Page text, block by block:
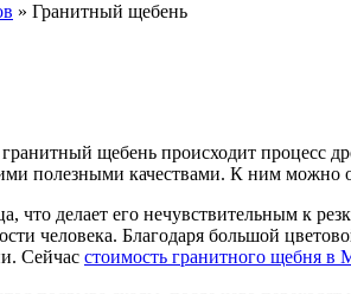
» Гранитный щебень
щебень происходит процесс
полезными качествами. К ним
что делает его нечувствительным к
человека. Благодаря большой
Сейчас стоимость гранитного щебня в